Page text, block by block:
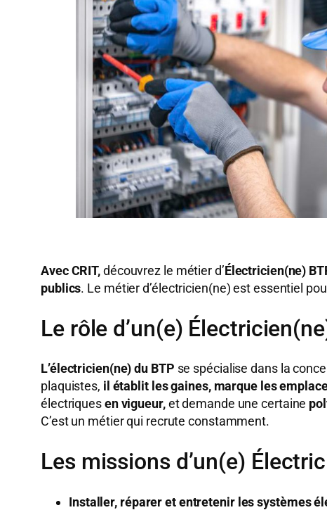
Avec CRIT,découvrez le métier d’Électricien(ne)
publics. Le métier d’électricien(ne) est essentiel
Le rôle d’un(e)
L’électricien(ne) du BTP se spécialise dans la
plaquistes, il établit les gaines, marque les
électriquesen vigueur,et demande une certaine
C’est un métier qui recrute constamment.
Les missions d’un(e)
Installer, réparer et entretenir les systèmes